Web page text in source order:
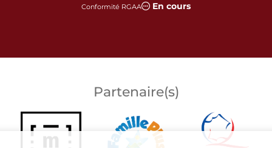
Conformité RGAA En cours
Partenaire(s)